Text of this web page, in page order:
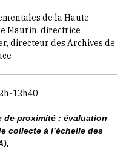
de la Haute-
Maurin, directrice
directeur des Archives de
12h40
de proximité : évaluation
collecte à l’échelle des